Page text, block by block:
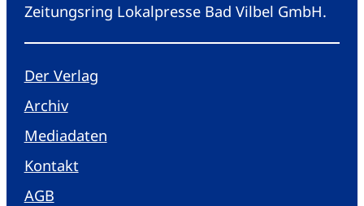
Zeitungsring Lokalpresse Bad Vilbel GmbH.
Der Verlag
Archiv
Mediadaten
Kontakt
AGB